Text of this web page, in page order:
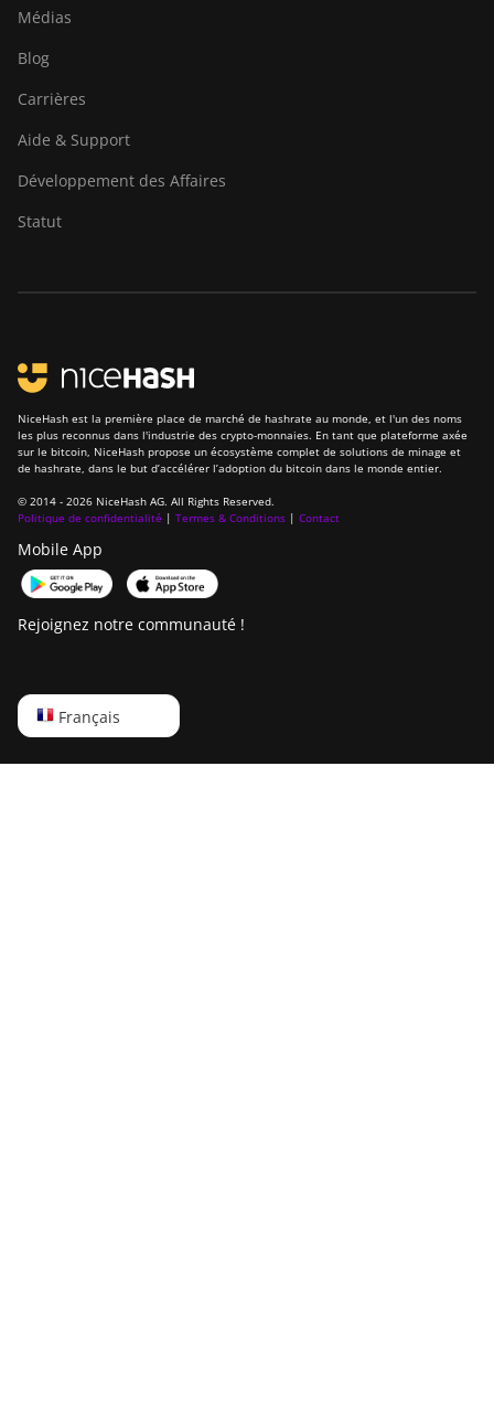
Médias
Blog
Carrières
Aide & Support
Développement des Affaires
Statut
NiceHash est la première place de marché de hashrate au monde, et l'un des noms
les plus reconnus dans l'industrie des crypto-monnaies. En tant que plateforme axée
sur le bitcoin, NiceHash propose un écosystème complet de solutions de minage et
de hashrate, dans le but d’accélérer l’adoption du bitcoin dans le monde entier.
© 2014 - 2026 NiceHash AG. All Rights Reserved.
Politique de confidentialité | Termes & Conditions | Contact
Mobile App
Rejoignez notre communauté !
Français
English